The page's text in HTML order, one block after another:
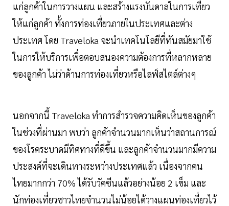
แก่ลูกค้าในการวางแผน และสร้างแรงบันดาลในการเที่ยว
ให้แก่ลูกค้า ทั้งการท่องเที่ยวภายในประเทศและต่าง
ประเทศ โดย Traveloka จะนำเทคโนโลยีที่ทันสมัยมาใช้
ในการให้บริการเพื่อตอบสนองความต้องการที่หลากหลาย
ของลูกค้า ไม่ว่าด้านการท่องเที่ยวหรือไลฟ์สไตล์ต่างๆ
นอกจากนี้ Traveloka ทำการสำรวจความคิดเห็นของลูกค้า
ในช่วงที่ผ่านมา พบว่า ลูกค้าจำนวนมากเห็นว่าสถานการณ์
ของโรคระบาดมีทิศทางที่ดีขึ้น และลูกค้าจำนวนมากมีความ
ประสงค์ที่จะเดินทางระหว่างประเทศแล้ว เนื่องจากคน
ไทยมากกว่า 70% ได้รับวัคซีนแล้วอย่างน้อย 2 เข็ม และ
นักท่องเที่ยวชาวไทยจำนวนไม่น้อยได้วางแผนท่องเที่ยวไว้